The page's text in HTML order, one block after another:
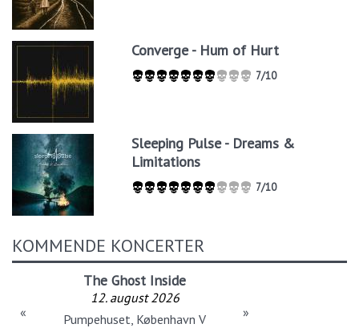
Converge - Hum of Hurt
7/10
Sleeping Pulse - Dreams &
Limitations
7/10
KOMMENDE KONCERTER
Tailgunner
12. august 2026
Spillestedet Stengade, København N
« »